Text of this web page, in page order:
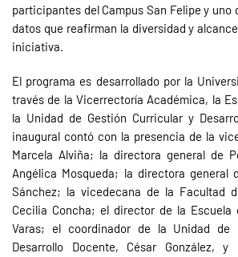
participantes del Campus San Felipe y uno
datos que reafirman la diversidad y
iniciativa.
El programa es desarrollado por la
través de la Vicerrectoría Académica, la
la Unidad de Gestión Curricular y
inaugural contó con la presencia de la
Marcela Alviña; la directora general de
Angélica Mosqueda; la directora general
Sánchez; la vicedecana de la Facultad
Cecilia Concha; el director de la Escuela
Varas; el coordinador de la Unidad de
Desarrollo Docente, César González,